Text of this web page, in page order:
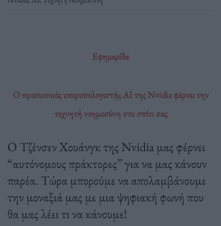
Εφημερίδα
Ο προσωπικός υπερυπολογιστής AI της Nvidia φέρνει την
τεχνητή νοημοσύνη στο σπίτι σας
Ο Τζένσεν Χουάνγκ της Nvidia μας φέρνει
“αυτόνομους πράκτορες” για να μας κάνουν
παρέα. Τώρα μπορούμε να απολαμβάνουμε
την μοναξιά μας με μια ψηφιακή φωνή που
θα μας λέει τι να κάνουμε!